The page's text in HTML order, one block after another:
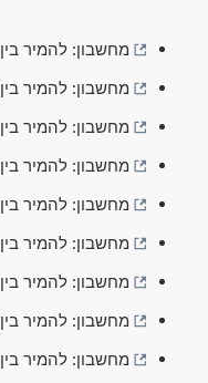
מחשבון: להמיר בין W לבין nW (ואט לבין ננוואט)
מחשבון: להמיר בין W לבין µW (ואט לבין מיקרוואט)
מחשבון: להמיר בין W לבין mW (ואט לבין מיליואט)
מחשבון: להמיר בין W לבין kW (ואט לבין קילוואט)
מחשבון: להמיר בין W לבין MW (ואט לבין מגהואט)
מחשבון: להמיר בין W לבין GW (ואט לבין גיגהואט)
מחשבון: להמיר בין W לבין TW (ואט לבין טרהואט)
מחשבון: להמיר בין W לבין J/s (ואט לבין ג'ול לשנייה)
מחשבון: להמיר בין W לבין erg/s (ואט לבין ארג לשנייה)